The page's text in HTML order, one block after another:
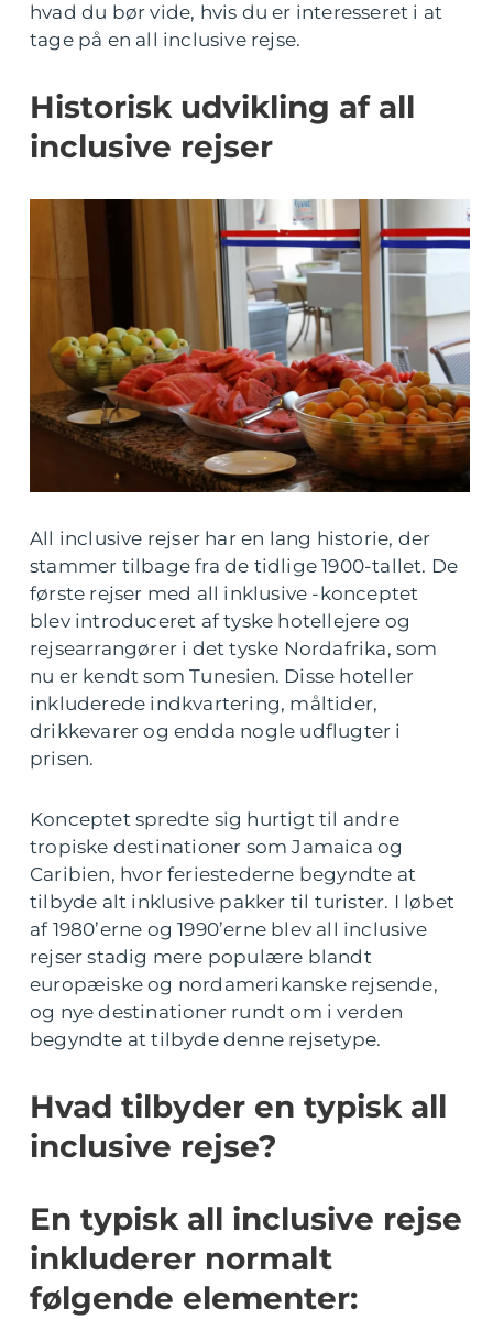
hvad du bør vide, hvis du er interesseret i at
tage på en all inclusive rejse.
Historisk udvikling af all
inclusive rejser
All inclusive rejser har en lang historie, der
stammer tilbage fra de tidlige 1900-tallet. De
første rejser med all inklusive -konceptet
blev introduceret af tyske hotellejere og
rejsearrangører i det tyske Nordafrika, som
nu er kendt som Tunesien. Disse hoteller
inkluderede indkvartering, måltider,
drikkevarer og endda nogle udflugter i
prisen.
Konceptet spredte sig hurtigt til andre
tropiske destinationer som Jamaica og
Caribien, hvor feriestederne begyndte at
tilbyde alt inklusive pakker til turister. I løbet
af 1980’erne og 1990’erne blev all inclusive
rejser stadig mere populære blandt
europæiske og nordamerikanske rejsende,
og nye destinationer rundt om i verden
begyndte at tilbyde denne rejsetype.
Hvad tilbyder en typisk all
inclusive rejse?
En typisk all inclusive rejse
inkluderer normalt
følgende elementer: